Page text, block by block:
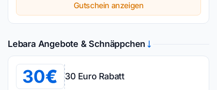
Gutschein anzeigen
Lebara Angebote & Schnäppchen
30 30 Euro Rabatt